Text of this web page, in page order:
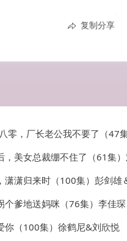
复制分享
，厂长老公我不要了（47集）王
美女总裁绷不住了（61集）刘
潇潇归来时（100集）彭剑雄
爹地送妈咪（76集）李佳琛（秦琛
你（100集）徐鹤尼&刘欣悦